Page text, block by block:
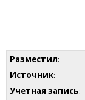
Разместил:
Источник:
Учетная запись: